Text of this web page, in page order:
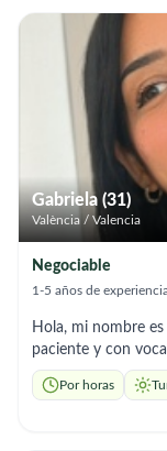
compañía trabajo con total compromiso, respeto y confianza.
📍 Ubicación: Valencia ⏰ Disponibilidad: Por horas /
pones
Gabriela (31)
València / Valencia
Negociable
1-5 años de
Hola, mi nombre
paciente y con
cuidado de adultos
caracterizo por mi
Por horas